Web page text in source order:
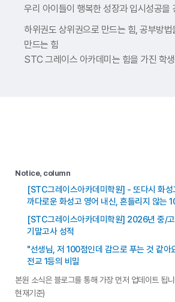
우리 아이들이 행복한 성장과 입시성공을
하위권도 상위권으로 만드는 힘, 공부방법
만드는 힘
STC 그레이스 아카데미는 힘을 가진 학
Notice, column
[STC그레이스아카데미학원] - 또다시 화성
까다로운 화성고 영어 내신, 흔들리지 않는
[STC그레이스아카데미학원] 2026년 중/
기말고사 성적
"선생님, 저 100점인데 감으로 푸는 것 같
전교 1등의 비밀
본원 소식은 블로그를 통해 가장 먼저 업데이트 됩
현재기준)